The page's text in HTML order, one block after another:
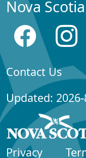
Nova
Contact Us
Updated:
Privacy